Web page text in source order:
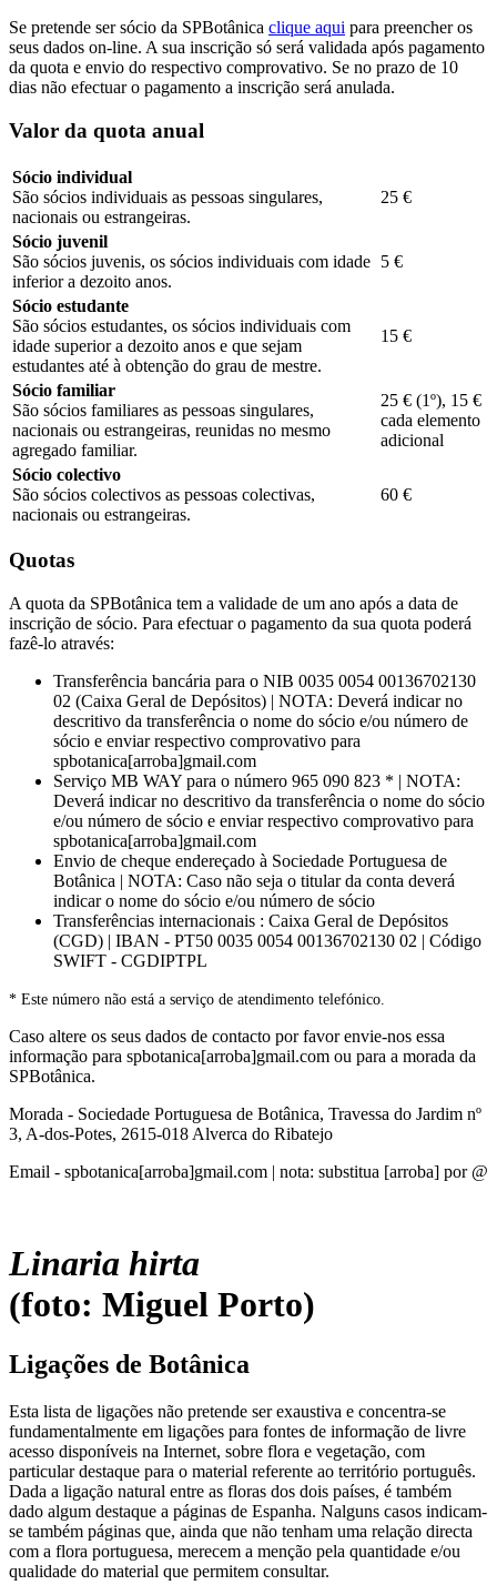
Se pretende ser sócio da SPBotânica clique aqui para preencher os
seus dados on-line. A sua inscrição só será validada após pagamento
da quota e envio do respectivo comprovativo. Se no prazo de 10
dias não efectuar o pagamento a inscrição será anulada.
Valor da quota anual
Sócio individual
São sócios individuais as pessoas singulares,
nacionais ou estrangeiras.
25 €
Sócio juvenil
São sócios juvenis, os sócios individuais com idade
inferior a dezoito anos.
5 €
Sócio estudante
São sócios estudantes, os sócios individuais com
idade superior a dezoito anos e que sejam
estudantes até à obtenção do grau de mestre.
15 €
Sócio familiar
São sócios familiares as pessoas singulares,
nacionais ou estrangeiras, reunidas no mesmo
agregado familiar.
25 € (1º), 15 €
cada elemento
adicional
Sócio colectivo
São sócios colectivos as pessoas colectivas,
nacionais ou estrangeiras.
60 €
Quotas
A quota da SPBotânica tem a validade de um ano após a data de
inscrição de sócio. Para efectuar o pagamento da sua quota poderá
fazê-lo através:
Transferência bancária para o NIB 0035 0054 00136702130
02 (Caixa Geral de Depósitos) | NOTA: Deverá indicar no
descritivo da transferência o nome do sócio e/ou número de
sócio e enviar respectivo comprovativo para
spbotanica[arroba]gmail.com
Serviço MB WAY para o número 965 090 823 * | NOTA:
Deverá indicar no descritivo da transferência o nome do sócio
e/ou número de sócio e enviar respectivo comprovativo para
spbotanica[arroba]gmail.com
Envio de cheque endereçado à Sociedade Portuguesa de
Botânica | NOTA: Caso não seja o titular da conta deverá
indicar o nome do sócio e/ou número de sócio
Transferências internacionais : Caixa Geral de Depósitos
(CGD) | IBAN - PT50 0035 0054 00136702130 02 | Código
SWIFT - CGDIPTPL
* Este número não está a serviço de atendimento telefónico.
Caso altere os seus dados de contacto por favor envie-nos essa
informação para spbotanica[arroba]gmail.com ou para a morada da
SPBotânica.
Morada - Sociedade Portuguesa de Botânica, Travessa do Jardim nº
3, A-dos-Potes, 2615-018 Alverca do Ribatejo
Email - spbotanica[arroba]gmail.com | nota: substitua [arroba] por @
Linaria hirta
(foto: Miguel Porto)
Ligações de Botânica
Esta lista de ligações não pretende ser exaustiva e concentra-se
fundamentalmente em ligações para fontes de informação de livre
acesso disponíveis na Internet, sobre flora e vegetação, com
particular destaque para o material referente ao território português.
Dada a ligação natural entre as floras dos dois países, é também
dado algum destaque a páginas de Espanha. Nalguns casos indicam-
se também páginas que, ainda que não tenham uma relação directa
com a flora portuguesa, merecem a menção pela quantidade e/ou
qualidade do material que permitem consultar.